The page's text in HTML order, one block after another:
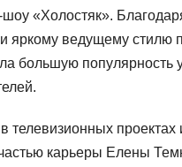
шоу «Холостяк».
яркому ведущему стилю
большую популярность
телевизионных проектах
карьеры Елены